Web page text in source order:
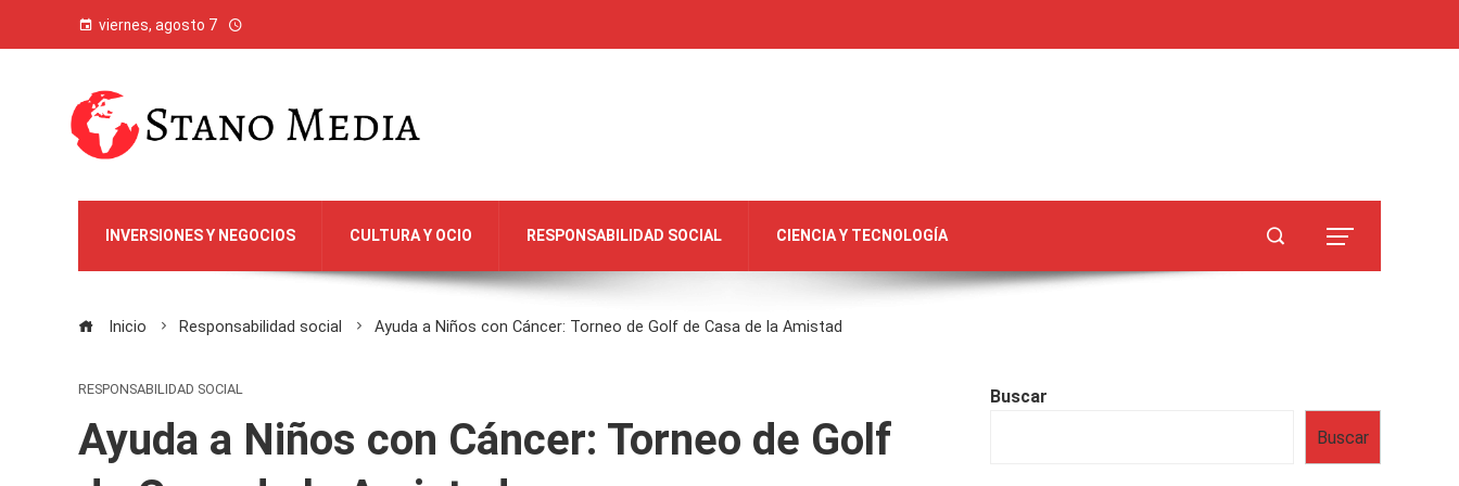
viernes, agosto 7
INVERSIONES Y NEGOCIOS CULTURA Y OCIO RESPONSABILIDAD SOCIAL CIENCIA Y TECNOLOGÍA
Inicio Responsabilidad social Ayuda a Niños con Cáncer: Torneo de Golf de Casa de la Amistad
RESPONSABILIDAD SOCIAL
Ayuda a Niños con Cáncer: Torneo de Golf
Buscar
Buscar